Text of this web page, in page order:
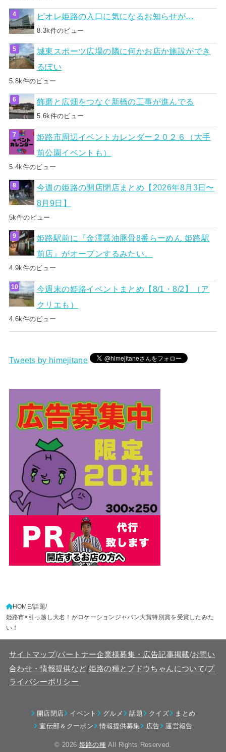
ピオレ姫路の入口に気になるお知らせが…
8.3k件のビュー
城東スポーツ広場の隣に何かお店か施設ができ
るぽい
5.8k件のビュー
飾磨と広畑をつなぐ新橋の工事が進んでる
5.6k件のビュー
姫路市周辺イベントカレンダー２０２６（大手
前公園イベントも）
5.4k件のビュー
今週の姫路の開店閉店まとめ【2026年8月3日〜
8月9日】
5k件のビュー
姫路駅前に『金澤醤油豚骨8番らーめん 姫路駅
前店』がオープンするみたい。
4.9k件のビュー
今週末の姫路イベントまとめ【8/1・8/2】（ア
クリエも）
4.6k件のビュー
Tweets by himejitane
HOME 話題
姫路市×引っ越し大名！がロケーションジャパン大賞特別賞を受賞したみた
い！
サイトマップ/パートナー企業様募集・広告記事掲載/お問い
合わせ・情報提供など/姫路の種とブドウちゃんについて/プ
ライバシーポリシー
開店閉店 イベント グルメ 話題 クイズ
まとめ
宣伝部＆クーポン
情報提供募集 広告 運営報告
© 2026 姫路の種All Rights Reserved.